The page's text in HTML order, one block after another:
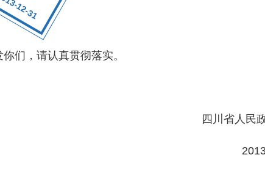
们，请认真贯彻落实。
四川省人民政
2013